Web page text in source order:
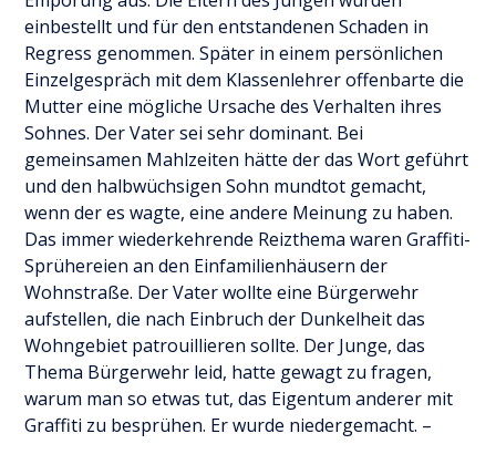
einbestellt und für den entstandenen Schaden in
Regress genommen. Später in einem persönlichen
Einzelgespräch mit dem Klassenlehrer offenbarte die
Mutter eine mögliche Ursache des Verhalten ihres
Sohnes. Der Vater sei sehr dominant. Bei
gemeinsamen Mahlzeiten hätte der das Wort geführt
und den halbwüchsigen Sohn mundtot gemacht,
wenn der es wagte, eine andere Meinung zu haben.
Das immer wiederkehrende Reizthema waren Graffiti-
Sprühereien an den Einfamilienhäusern der
Wohnstraße. Der Vater wollte eine Bürgerwehr
aufstellen, die nach Einbruch der Dunkelheit das
Wohngebiet patrouillieren sollte. Der Junge, das
Thema Bürgerwehr leid, hatte gewagt zu fragen,
warum man so etwas tut, das Eigentum anderer mit
Graffiti zu besprühen. Er wurde niedergemacht. –